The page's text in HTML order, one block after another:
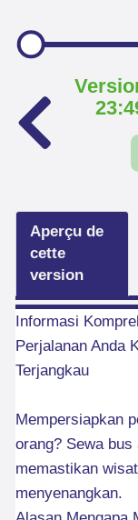
Aperçu de
cette
version